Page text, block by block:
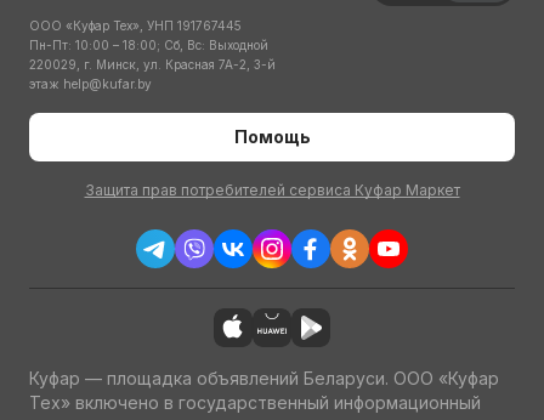
ООО «Куфар Тех», УНП 191767445
Пн-Пт: 10:00 – 18:00; Сб, Вс: Выходной
220029, г. Минск, ул. Красная 7А-2, 3-й
этаж help@kufar.by
Помощь
Защита прав потребителей сервиса Куфар Маркет
Куфар — площадка объявлений Беларуси. ООО «Куфар
Тех» включено в государственный информационный